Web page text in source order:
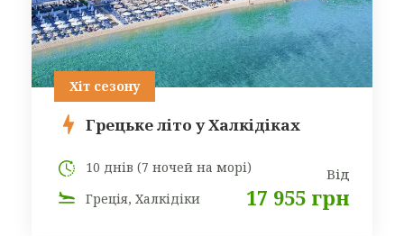
Хіт сезону
Грецьке літо у Халкідіках
Від
17 955 грн
10 днів (7 ночей на морі)
Греція, Халкідіки